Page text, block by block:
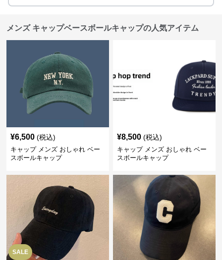
メンズ キャップベースボールキャップの人気アイテム
¥6,500 (税込)
キャップ メンズ おしゃれ ベー
スボールキャップ
¥8,500 (税込)
キャップ メンズ おしゃれ ベー
スボールキャップ
SALE